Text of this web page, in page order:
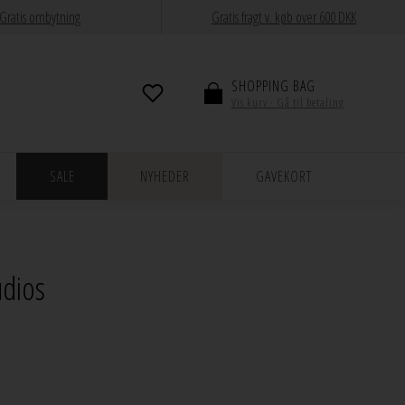
Gratis ombytning Gratis fragt v. køb over 600 DKK
SHOPPING BAG
SALE NYHEDER GAVEKORT